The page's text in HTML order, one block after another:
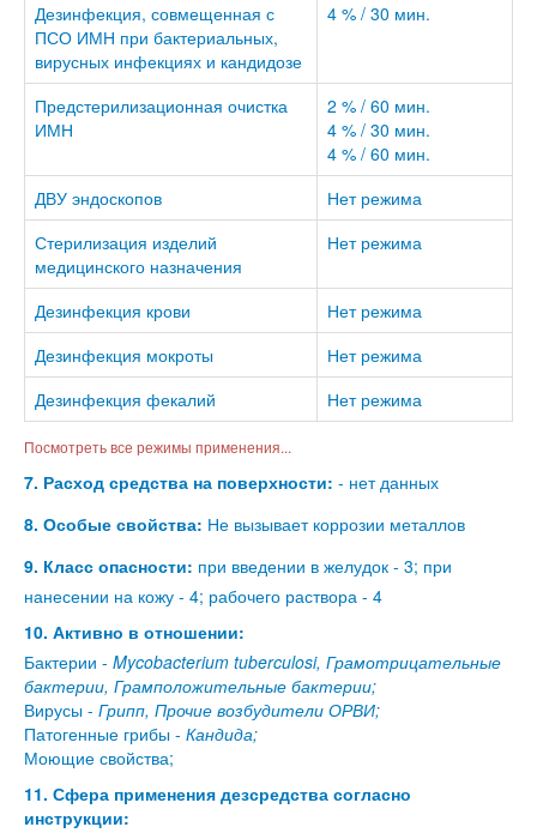
Дезинфекция, совмещенная с
ПСО ИМН при бактериальных,
вирусных инфекциях и кандидозе
4 % / 30 мин.
Предстерилизационная очистка
ИМН
2 % / 60 мин.
4 % / 30 мин.
4 % / 60 мин.
ДВУ эндоскопов
Нет режима
Стерилизация изделий
медицинского назначения
Нет режима
Дезинфекция крови
Нет режима
Дезинфекция мокроты
Нет режима
Дезинфекция фекалий
Нет режима
Посмотреть все режимы применения...
7. Расход средства на поверхности: - нет данных
8. Особые свойства: Не вызывает коррозии металлов
9. Класс опасности: при введении в желудок - 3; при
нанесении на кожу - 4; рабочего раствора - 4
10. Активно в отношении:
Бактерии - Mycobacterium tuberculosi, Грамотрицательные
бактерии, Грамположительные бактерии;
Вирусы - Грипп, Прочие возбудители ОРВИ;
Патогенные грибы - Кандида;
Моющие свойства;
11. Сфера применения дезсредства согласно
инструкции: